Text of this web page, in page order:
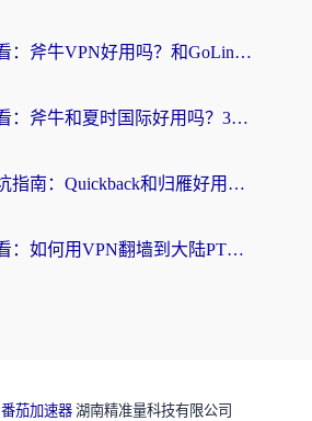
海外党必看：斧牛VPN好用吗？和GoLinkVPN对比哪个回国效果更好？
海外党必看：斧牛和夏时国际好用吗？3步选对回国加速器，无缝刷国内资源
海外党踩坑指南：Quickback和归雁好用吗？选对加速器才能无缝刷国内资源
海外党必看：如何用VPN翻墙到大陆PTT？一篇解决你所有回国加速痛点
番茄加速器 湖南精准量科技有限公司